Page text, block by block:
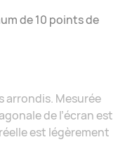
de 10 points de
arrondis. Mesurée
de l’écran est
est légèrement